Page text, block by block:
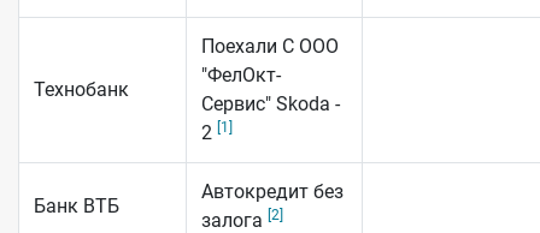
Технобанк
Поехали С ООО
"ФелОкт-
Сервис" Skoda -
2 [1]
Банк ВТБ
Автокредит без
залога [2]